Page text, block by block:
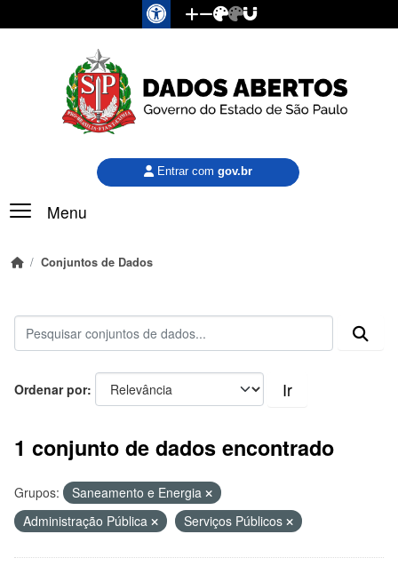
Pular para o conteúdo principal
Menu
Entrar com gov.br
Conjuntos de Dados
Ordenar por Ir
1 conjunto de dados encontrado
Grupos:
Saneamento e Energia
Administração Pública
Serviços Públicos